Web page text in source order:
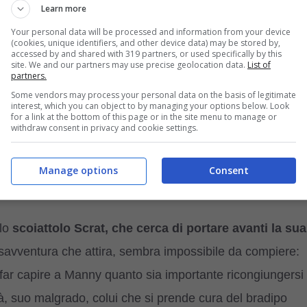
delle caratteristiche che lo distinguono dagli altri ma
obiettivamente in tutto il mondo animale. L’intero
ma anche in un viaggio formativo emozionante.
ed è formato dalbradipo logorroico e
leader Manny e Diego, una tigre dai denti a
comune: riportare un bambino al suo papà mentre il
che la tigre Diego vuole in realtà trarre loro in
scoiattolo Scrat, che cerca di portare avanti la sua
che attira, sembra impossibile da compiere:
capire a Manny quanto sia importante ricongiungersi
suo malgrado, colui che si prende cura del bradipo
Learn more
Your personal data will be processed and information from your device
(cookies, unique identifiers, and other device data) may be stored by,
accessed by and shared with 319 partners, or used specifically by this
site. We and our partners may use precise geolocation data. List of
partners.
Some vendors may process your personal data on the basis of legitimate
interest, which you can object to by managing your options below. Look
for a link at the bottom of this page or in the site menu to manage or
withdraw consent in privacy and cookie settings.
Consent
Manage options